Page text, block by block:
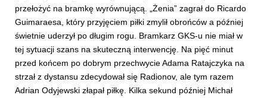
przełożyć na bramkę wyrównującą. „Żenia” zagrał do Ricardo
Guimaraesa, który przyjęciem piłki zmylił obrońców a później
świetnie uderzył po długim rogu. Bramkarz GKS-u nie miał w
tej sytuacji szans na skuteczną interwencję. Na pięć minut
przed końcem po dobrym przechwycie Adama Ratajczyka na
strzał z dystansu zdecydował się Radionov, ale tym razem
Adrian Odyjewski złapał piłkę. Kilka sekund później Michał